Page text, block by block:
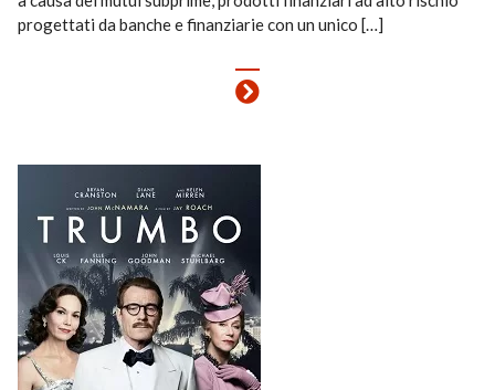
progettati da banche e finanziarie con un unico […]